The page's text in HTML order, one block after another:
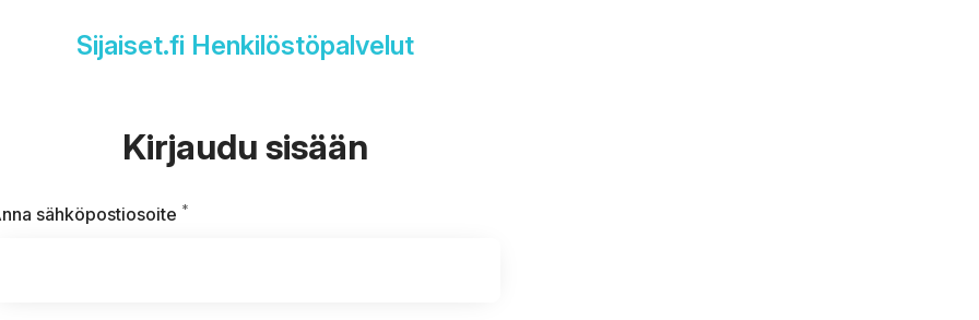
Sijaiset.fi Henkilöstöpalvelut
Kirjaudu sisään
sähköpostiosoite *